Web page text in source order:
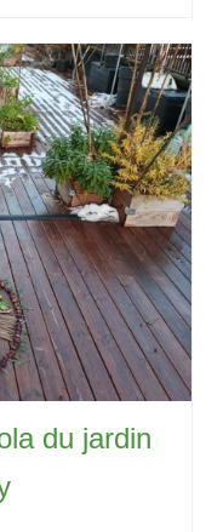
du jardin